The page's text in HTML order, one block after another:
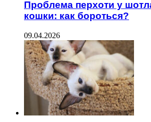
Проблема перхоти у
кошки: как бороться?
09.04.2026